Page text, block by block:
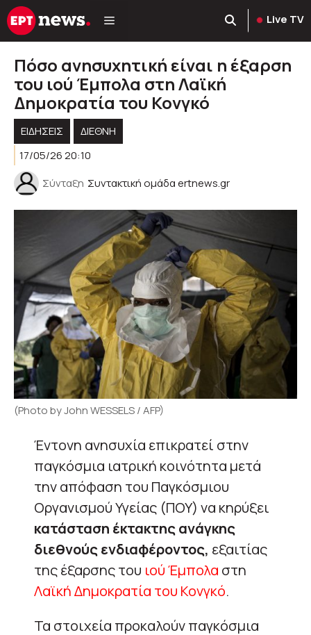
Μετάβαση
σε
Live TV
Πόσο ανησυχητική είναι η έξαρση
του ιού Έμπολα στη Λαϊκή
Δημοκρατία του Κονγκό
ΕΙΔΗΣΕΙΣ
ΔΙΕΘΝΗ
17/05/26 20:10
Σύνταξη Συντακτική ομάδα ertnews.gr
(Photo by John WESSELS / AFP)
Έντονη ανησυχία επικρατεί στην
παγκόσμια ιατρική κοινότητα μετά
την απόφαση του Παγκόσμιου
Οργανισμού Υγείας (ΠΟΥ) να κηρύξει
κατάσταση έκτακτης ανάγκης
διεθνούς ενδιαφέροντος, εξαιτίας
της έξαρσης του ιού Έμπολα στη
Λαϊκή Δημοκρατία του Κονγκό.
Τα στοιχεία προκαλούν παγκόσμια